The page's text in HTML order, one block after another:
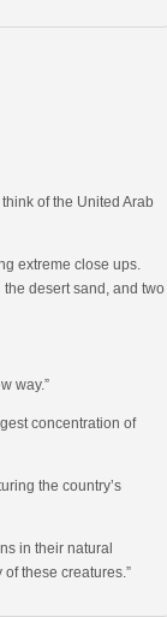
of the United Arab
extreme close ups.
desert sand, and two
way.”
concentration of
the country’s
in their natural
these creatures.”